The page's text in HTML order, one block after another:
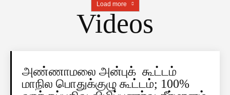
Load more
Videos
அண்ணாமலை அன்புக் கூட்டம்
மாநில பொதுக்குழு கூட்டம்; 100%